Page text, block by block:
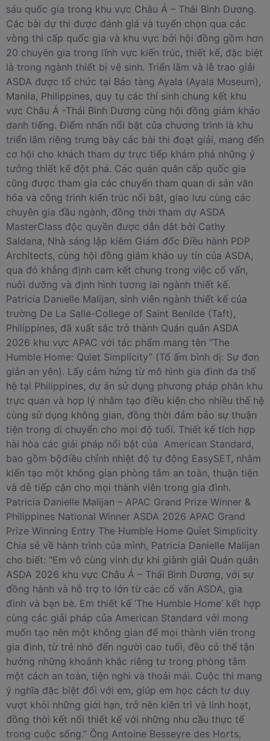
sáu quốc gia trong khu vực Châu Á – Thái Bình Dương.
Các bài dự thi được đánh giá và tuyển chọn qua các
vòng thi cấp quốc gia và khu vực bởi hội đồng gồm hơn
20 chuyên gia trong lĩnh vực kiến trúc, thiết kế, đặc biệt
là trong ngành thiết bị vệ sinh. Triển lãm và lễ trao giải
ASDA được tổ chức tại Bảo tàng Ayala (Ayala Museum),
Manila, Philippines, quy tụ các thí sinh chung kết khu
vực Châu Á -Thái Bình Dương cùng hội đồng giám khảo
danh tiếng. Điểm nhấn nổi bật của chương trình là khu
triển lãm riêng trưng bày các bài thi đoạt giải, mang đến
cơ hội cho khách tham dự trực tiếp khám phá những ý
tưởng thiết kế đột phá. Các quán quân cấp quốc gia
cũng được tham gia các chuyến tham quan di sản văn
hóa và công trình kiến trúc nổi bật, giao lưu cùng các
chuyên gia đầu ngành, đồng thời tham dự ASDA
MasterClass độc quyền được dẫn dắt bởi Cathy
Saldana, Nhà sáng lập kiêm Giám đốc Điều hành PDP
Architects, cùng hội đồng giám khảo uy tín của ASDA,
qua đó khẳng định cam kết chung trong việc cố vấn,
nuôi dưỡng và định hình tương lai ngành thiết kế.
Patricia Danielle Malijan, sinh viên ngành thiết kế của
trường De La Salle-College of Saint Benilde (Taft),
Philippines, đã xuất sắc trở thành Quán quân ASDA
2026 khu vực APAC với tác phẩm mang tên “The
Humble Home: Quiet Simplicity” (Tổ ấm bình dị: Sự đơn
giản an yên). Lấy cảm hứng từ mô hình gia đình đa thế
hệ tại Philippines, dự án sử dụng phương pháp phân khu
trực quan và hợp lý nhằm tạo điều kiện cho nhiều thế hệ
cùng sử dụng không gian, đồng thời đảm bảo sự thuận
tiện trong di chuyển cho mọi độ tuổi. Thiết kế tích hợp
hài hòa các giải pháp nổi bật của American Standard,
bao gồm bộđiều chỉnh nhiệt độ tự động EasySET, nhằm
kiến tạo một không gian phòng tắm an toàn, thuận tiện
và dễ tiếp cận cho mọi thành viên trong gia đình.
Patricia Danielle Malijan – APAC Grand Prize Winner &
Philippines National Winner ASDA 2026 APAC Grand
Prize Winning Entry The Humble Home Quiet Simplicity
Chia sẻ về hành trình của mình, Patricia Danielle Malijan
cho biết: “Em vô cùng vinh dự khi giành giải Quán quân
ASDA 2026 khu vực Châu Á – Thái Bình Dương, với sự
đồng hành và hỗ trợ to lớn từ các cố vấn ASDA, gia
đình và bạn bè. Em thiết kế ‘The Humble Home’ kết hợp
cùng các giải pháp của American Standard với mong
muốn tạo nên một không gian để mọi thành viên trong
gia đình, từ trẻ nhỏ đến người cao tuổi, đều có thể tận
hưởng những khoảnh khắc riêng tư trong phòng tắm
một cách an toàn, tiện nghi và thoải mái. Cuộc thi mang
ý nghĩa đặc biệt đối với em, giúp em học cách tư duy
vượt khỏi những giới hạn, trở nên kiên trì và linh hoạt,
đồng thời kết nối thiết kế với những nhu cầu thực tế
trong cuộc sống.” Ông Antoine Besseyre des Horts,